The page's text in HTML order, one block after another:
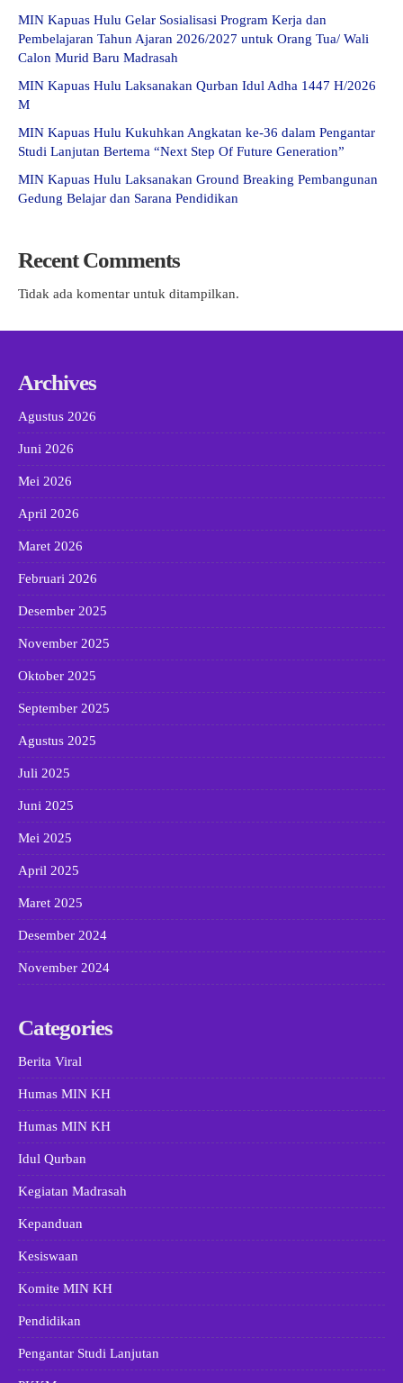
MIN Kapuas Hulu Gelar Sosialisasi Program Kerja dan
Pembelajaran Tahun Ajaran 2026/2027 untuk Orang Tua/ Wali
Calon Murid Baru Madrasah
MIN Kapuas Hulu Laksanakan Qurban Idul Adha 1447 H/2026
M
MIN Kapuas Hulu Kukuhkan Angkatan ke-36 dalam Pengantar
Studi Lanjutan Bertema “Next Step Of Future Generation”
MIN Kapuas Hulu Laksanakan Ground Breaking Pembangunan
Gedung Belajar dan Sarana Pendidikan
Recent Comments
Tidak ada komentar untuk ditampilkan.
Archives
Agustus 2026
Juni 2026
Mei 2026
April 2026
Maret 2026
Februari 2026
Desember 2025
November 2025
Oktober 2025
September 2025
Agustus 2025
Juli 2025
Juni 2025
Mei 2025
April 2025
Maret 2025
Desember 2024
November 2024
Categories
Berita Viral
Humas MIN KH
Humas MIN KH
Idul Qurban
Kegiatan Madrasah
Kepanduan
Kesiswaan
Komite MIN KH
Pendidikan
Pengantar Studi Lanjutan